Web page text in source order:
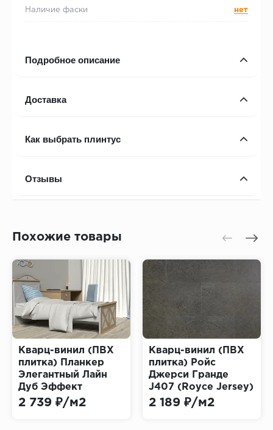
Наличие фаски нет
Подробное описание
Доставка
Как выбрать плинтус
Отзывы
Похожие товары
Кварц-винил (ПВХ
плитка) Планкер
Элегантный Лайн
Дуб Эффект
(Planker Elegant
2 739 ₽/м2
Кварц-винил (ПВХ
плитка) Ройс
Джерси Гранде
J407 (Royce Jersey)
2 189 ₽/м2